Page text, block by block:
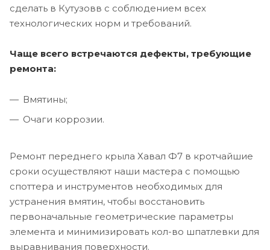
сделать в Кутузовв с соблюдением всех
технологических норм и требований.
Чаще всего встречаются дефекты, требующие
ремонта:
Вмятины;
Очаги коррозии.
Ремонт переднего крыла Хавал Ф7 в кротчайшие
сроки осуществляют наши мастера с помощью
споттера и инструментов необходимых для
устранения вмятин, чтобы восстановить
первоначальные геометрические параметры
элемента и минимизировать кол-во шпатлевки для
выравнивания поверхности.